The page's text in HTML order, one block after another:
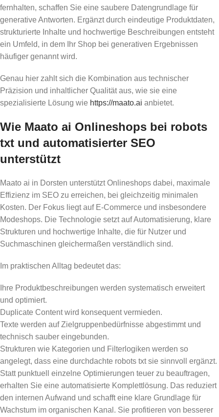
fernhalten, schaffen Sie eine saubere Datengrundlage für
generative Antworten. Ergänzt durch eindeutige Produktdaten,
strukturierte Inhalte und hochwertige Beschreibungen entsteht
ein Umfeld, in dem Ihr Shop bei generativen Ergebnissen
häufiger genannt wird.
Genau hier zahlt sich die Kombination aus technischer
Präzision und inhaltlicher Qualität aus, wie sie eine
spezialisierte Lösung wie https://maato.ai anbietet.
Wie Maato ai Onlineshops bei robots
txt und automatisierter SEO
unterstützt
Maato ai in Dorsten unterstützt Onlineshops dabei, maximale
Effizienz im SEO zu erreichen, bei gleichzeitig minimalen
Kosten. Der Fokus liegt auf E-Commerce und insbesondere
Modeshops. Die Technologie setzt auf Automatisierung, klare
Strukturen und hochwertige Inhalte, die für Nutzer und
Suchmaschinen gleichermaßen verständlich sind.
Im praktischen Alltag bedeutet das:
Ihre Produktbeschreibungen werden systematisch erweitert
und optimiert.
Duplicate Content wird konsequent vermieden.
Texte werden auf Zielgruppenbedürfnisse abgestimmt und
technisch sauber eingebunden.
Strukturen wie Kategorien und Filterlogiken werden so
angelegt, dass eine durchdachte robots txt sie sinnvoll ergänzt.
Statt punktuell einzelne Optimierungen teuer zu beauftragen,
erhalten Sie eine automatisierte Komplettlösung. Das reduziert
den internen Aufwand und schafft eine klare Grundlage für
Wachstum im organischen Kanal. Sie profitieren von besserer